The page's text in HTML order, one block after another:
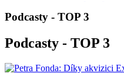
Podcasty - TOP 3
Podcasty - TOP 3